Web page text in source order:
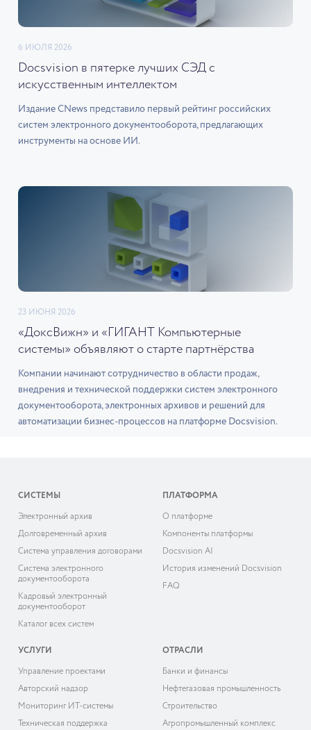
6 ИЮЛЯ 2026
Docsvision в пятерке лучших СЭД с
искусственным интеллектом
Издание CNews представило первый рейтинг российских
систем электронного документооборота, предлагающих
инструменты на основе ИИ.
23 ИЮНЯ 2026
«ДоксВижн» и «ГИГАНТ Компьютерные
системы» объявляют о старте партнёрства
Компании начинают сотрудничество в области продаж,
внедрения и технической поддержки систем электронного
документооборота, электронных архивов и решений для
автоматизации бизнес-процессов на платформе Docsvision.
СИСТЕМЫ
Электронный архив
Долговременный архив
Система управления договорами
Система электронного
документооборота
Кадровый электронный
документооборот
Каталог всех систем
ПЛАТФОРМА
О платформе
Компоненты платформы
Docsvision AI
История изменений Docsvision
FAQ
УСЛУГИ
Управление проектами
Авторский надзор
Мониторинг ИТ-системы
Техническая поддержка
ОТРАСЛИ
Банки и финансы
Нефтегазовая промышленность
Строительство
Агропромышленный комплекс